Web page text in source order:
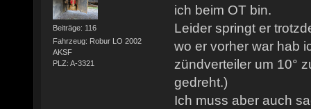
Beiträge: 116
Fahrzeug: Robur LO 2002
AKSF
PLZ: A-3321
ich beim OT bin.
Leider springt er
wo er vorher war hab
zündverteiler um 10°
gedreht.)
Ich muss aber auch